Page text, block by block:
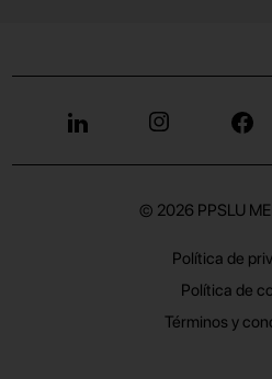
© 2026 PPSLU
Política de
Política de
Términos y